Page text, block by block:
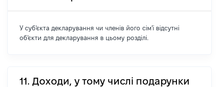
У суб'єкта декларування чи членів його сім'ї відсутні
об'єкти для декларування в цьому розділі.
11. Доходи, у тому числі подарунки